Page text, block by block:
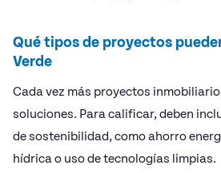
Qué tipos de proyectos
Verde
Cada vez más proyectos
soluciones. Para calificar, deben
de sostenibilidad, como ahorro
hídrica o uso de tecnologías limpias.